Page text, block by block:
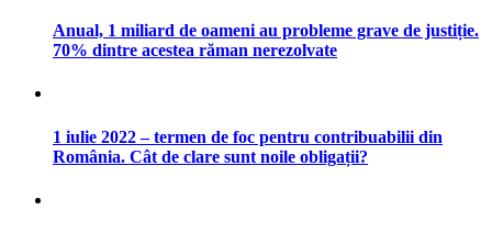
Anual, 1 miliard de oameni au probleme grave de justiție.
70% dintre acestea răman nerezolvate
1 iulie 2022 – termen de foc pentru contribuabilii din
România. Cât de clare sunt noile obligații?